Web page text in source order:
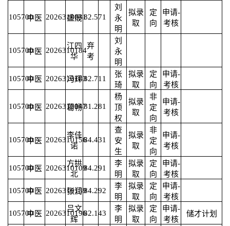
105700中医 2026310031
盛晟 82.571
刘
永
明
拟录
取
定
向
申请-
考核
105700中医 2026310184
江四
华
弃
考
刘
永
明
105700中医 2026310183
冯辉 82.71 1
张
琦
拟录
取
定
向
申请-
考核
105700中医 2026310047
葛畅 81.281
杨
顶
权
拟录
取
非
定
向
申请-
考核
105700中医 2026310156
李佳
诺
84.431
查
安
生
拟录
取
非
定
向
申请-
考核
105700中医 2026310109
方拱
北
84.291
李
明
拟录
取
定
向
申请-
考核
105700中医 2026310139
张润 84.292
李
明
拟录
取
定
向
申请-
考核
105700中医 2026310196
吕文
辉
82.143
李
明
拟录
取
定
向
申请-
考核
储才计划